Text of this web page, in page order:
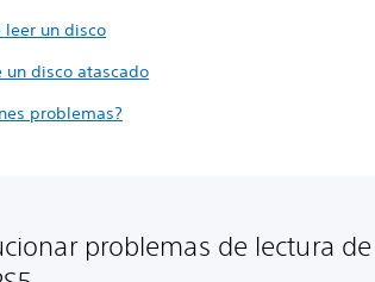
leer un disco
un disco atascado
problemas?
problemas de lectura